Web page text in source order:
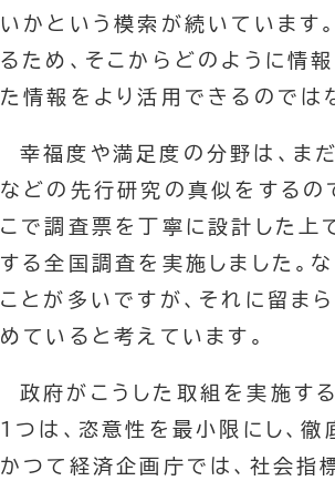
いかという模索が続いています
るため、そこからどのように情
た情報をより活用できるのでは
幸福度や満足度の分野は、ま
などの先行研究の真似をするの
こで調査票を丁寧に設計した
する全国調査を実施しました。
ことが多いですが、それに留ま
めていると考えています。
政府がこうした取組を実施す
1つは、恣意性を最小限にし、
かつて経済企画庁では、社会指